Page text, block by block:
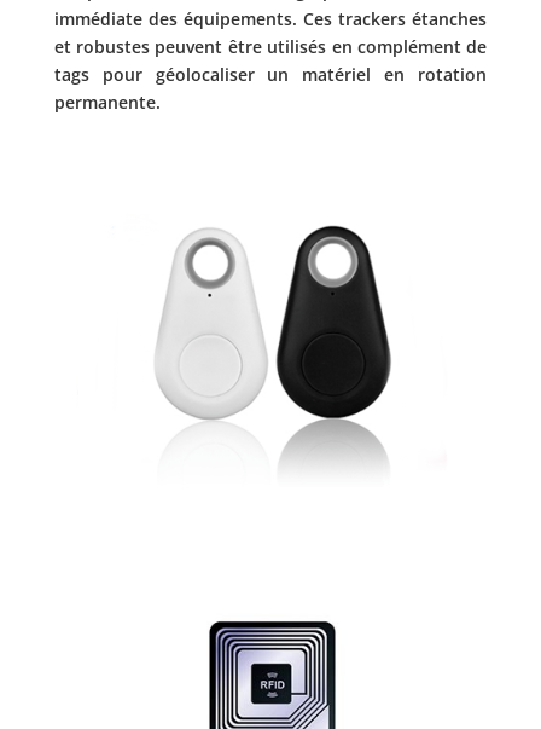
immédiate des équipements. Ces trackers étanches
et robustes peuvent être utilisés en complément de
tags pour géolocaliser un matériel en rotation
permanente.